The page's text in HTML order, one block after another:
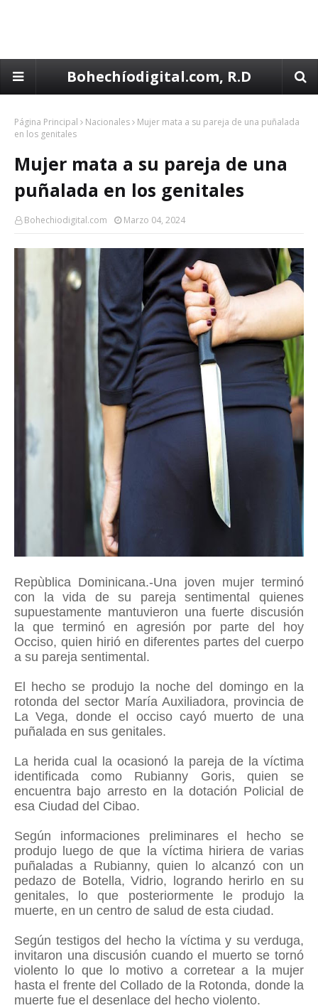
Bohechíodigital.com, R.D
Página Principal Nacionales
Mujer mata a su pareja de una puñalada
en los genitales
Mujer mata a su pareja de una
puñalada en los genitales
Bohechiodigital.com Marzo 04, 2024
Repùblica Dominicana.-Una joven mujer terminó
con la vida de su pareja sentimental quienes
supuestamente mantuvieron una fuerte discusión
la que terminó en agresión por parte del hoy
Occiso, quien hirió en diferentes partes del cuerpo
a su pareja sentimental.
El hecho se produjo la noche del domingo en la
rotonda del sector María Auxiliadora, provincia de
La Vega, donde el occiso cayó muerto de una
puñalada en sus genitales.
La herida cual la ocasionó la pareja de la víctima
identificada como Rubianny Goris, quien se
encuentra bajo arresto en la dotación Policial de
esa Ciudad del Cibao.
Según informaciones preliminares el hecho se
produjo luego de que la víctima hiriera de varias
puñaladas a Rubianny, quien lo alcanzó con un
pedazo de Botella, Vidrio, logrando herirlo en su
genitales, lo que posteriormente le produjo la
muerte, en un centro de salud de esta ciudad.
Según testigos del hecho la víctima y su verduga,
invitaron una discusión cuando el muerto se tornó
violento lo que lo motivo a corretear a la mujer
hasta el frente del Collado de la Rotonda, donde la
muerte fue el desenlace del hecho violento.